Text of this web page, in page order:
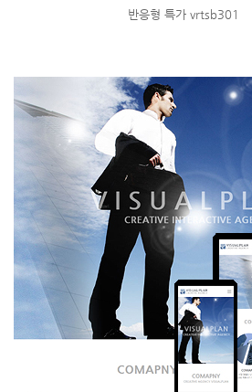
반응형 특가 vrtsb301